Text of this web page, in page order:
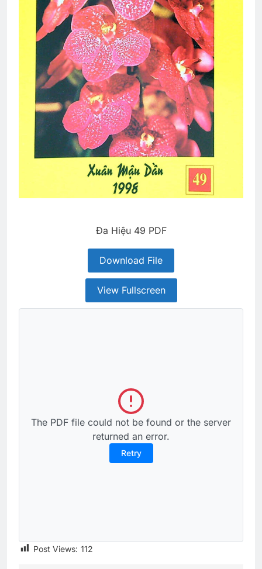
Đa Hiệu 49 PDF
Download File
View Fullscreen
The PDF file could not be found or the server
returned an error.
Retry
Post Views: 112